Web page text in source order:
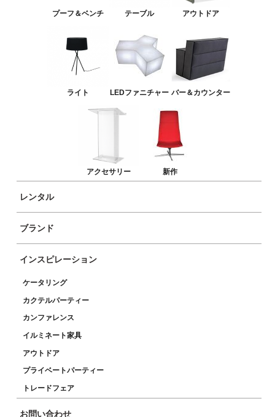
プーフ＆ベンチ テーブル アウトドア
ライト LEDファニチャー バー＆カウンター
アクセサリー 新作
レンタル
ブランド
インスピレーション
ケータリング
カクテルパーティー
カンファレンス
イルミネート家具
アウトドア
プライベートパーティー
トレードフェア
お問い合わせ
バー＆カウンター
商品イメージ